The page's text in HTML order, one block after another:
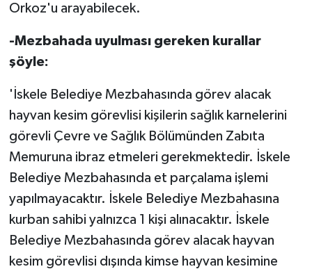
Orkoz'u arayabilecek.
-Mezbahada uyulması gereken kurallar
şöyle:
'İskele Belediye Mezbahasında görev alacak
hayvan kesim görevlisi kişilerin sağlık karnelerini
görevli Çevre ve Sağlık Bölümünden Zabıta
Memuruna ibraz etmeleri gerekmektedir. İskele
Belediye Mezbahasında et parçalama işlemi
yapılmayacaktır. İskele Belediye Mezbahasına
kurban sahibi yalnızca 1 kişi alınacaktır. İskele
Belediye Mezbahasında görev alacak hayvan
kesim görevlisi dışında kimse hayvan kesimine